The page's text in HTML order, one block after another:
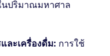
นปริมาณมหาศาล
ละเครื่องดื่ม: การใช้